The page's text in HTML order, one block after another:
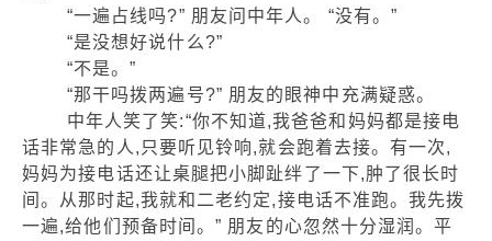
“一遍占线吗?” 朋友问中年人。 “没有。”
“是没想好说什么?”
“不是。”
“那干吗拨两遍号?” 朋友的眼神中充满疑惑。
中年人笑了笑:“你不知道,我爸爸和妈妈都是接电
话非常急的人,只要听见铃响,就会跑着去接。有一次,
妈妈为接电话还让桌腿把小脚趾绊了一下,肿了很长时
间。从那时起,我就和二老约定,接电话不准跑。我先拨
一遍,给他们预备时间。” 朋友的心忽然十分湿润。平